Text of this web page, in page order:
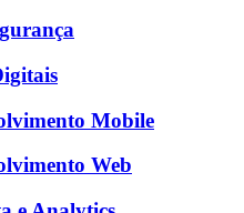
Mobile
Web